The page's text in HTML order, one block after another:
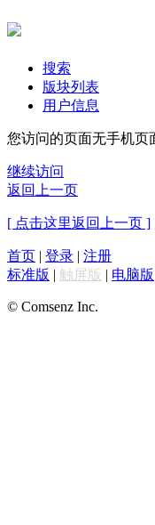
搜索
版块列表
用户信息
您访问的页面无手机页
继续访问
返回上一页
[ 点击这里返回上一页 ]
首页 | 登录 | 注册
标准版 | 触屏版 | 电脑版
© Comsenz Inc.